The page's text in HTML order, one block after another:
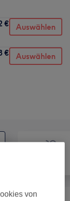
€ Auswählen
€ Auswählen
von